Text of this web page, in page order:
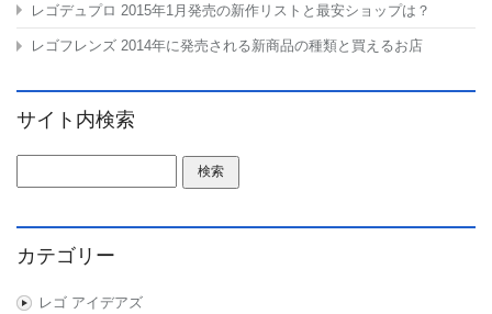
レゴデュプロ 2015年1月発売の新作リストと最安ショップは？
レゴフレンズ 2014年に発売される新商品の種類と買えるお店
サイト内検索
カテゴリー
レゴ アイデアズ